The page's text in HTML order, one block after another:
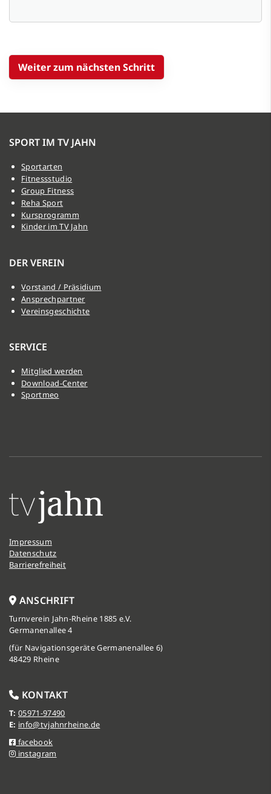
SPORT IM TV JAHN
Sportarten
Fitnessstudio
Group Fitness
Reha Sport
Kursprogramm
Kinder im TV Jahn
DER VEREIN
Vorstand / Präsidium
Ansprechpartner
Vereinsgeschichte
SERVICE
Mitglied werden
Download-Center
Sportmeo
Impressum
Datenschutz
Barrierefreiheit
ANSCHRIFT
Turnverein Jahn-Rheine 1885 e.V.
Germanenallee 4
(für Navigationsgeräte Germanenallee 6)
48429 Rheine
KONTAKT
T: 05971-97490
E: info@tvjahnrheine.de
facebook
instagram